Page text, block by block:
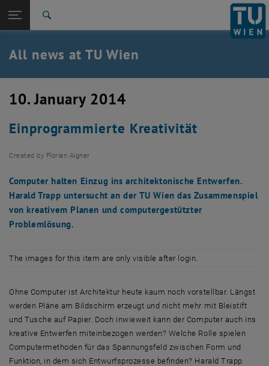
TU Login
Quicklinks
Toggle quicklinks menu
Studies
Career
Back: list subpages of parent page TU Wien Homepage
Back to:
TU Wien Homepage
Overview
All news at TU Wien
10. January 2014
Einprogrammierte Kreativität
Created by Florian Aigner
Computer halten Einzug ins architektonische Entwerfen.
Harald Trapp untersucht an der TU Wien das Zusammenspiel
von kreativem Planen und computergestützter
Problemlösung.
The images for this item are only visible after login.
Ohne Computer ist Architektur heute kaum noch vorstellbar. Längst
werden Pläne am Bildschirm erzeugt und nicht mehr mit Bleistift
und Tusche auf Papier. Doch inwieweit kann der Computer auch ins
kreative Entwerfen miteinbezogen werden? Welche Rolle spielen
Computermethoden für das Spannungsfeld zwischen Form und
Funktion, in dem sich Entwurfsprozesse befinden? Harald Trapp